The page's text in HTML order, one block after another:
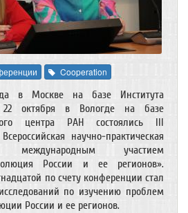
Cooperation
в Москве на базе Института
октября в Вологде на базе
центра РАН состоялись III
научно-практическая
участием
России и ее регионов».
по счету конференции стал
по изучению проблем
России и ее регионов.